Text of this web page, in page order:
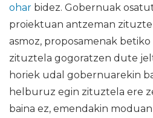
ohar bidez. Gobernuak
proiektuan antzeman
asmoz, proposamenak
zituztela gogoratzen dute
horiek udal gobernuarekin
helburuz egin zituztela ere
baina ez, emendakin